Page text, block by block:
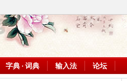
字典 · 词典 输入法 论坛